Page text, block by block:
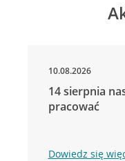
10.08.2026
14 sierpnia
pracować
Dowiedz się